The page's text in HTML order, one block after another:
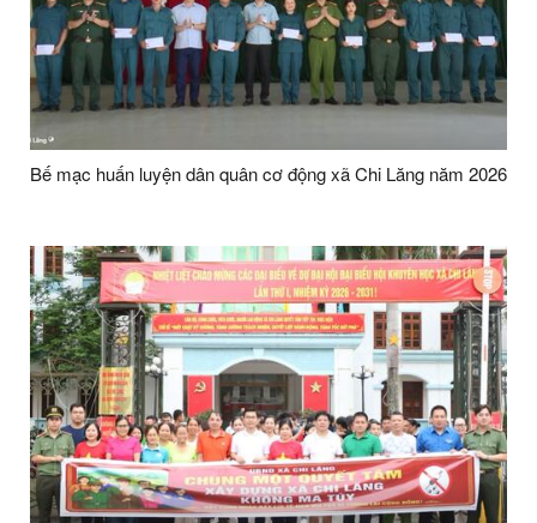
Bế mạc huấn luyện dân quân cơ động xã Chi Lăng năm 2026